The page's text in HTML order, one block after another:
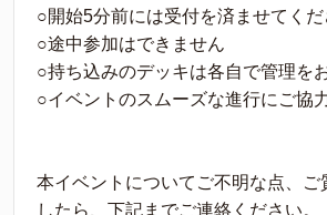
○開始5分前には受付を済ませてくだ
○途中参加はできません
○持ち込みのデッキは各自で管理を
○イベントのスムーズな進行にご協
本イベントについてご不明な点、ご
したら、下記までご連絡ください。